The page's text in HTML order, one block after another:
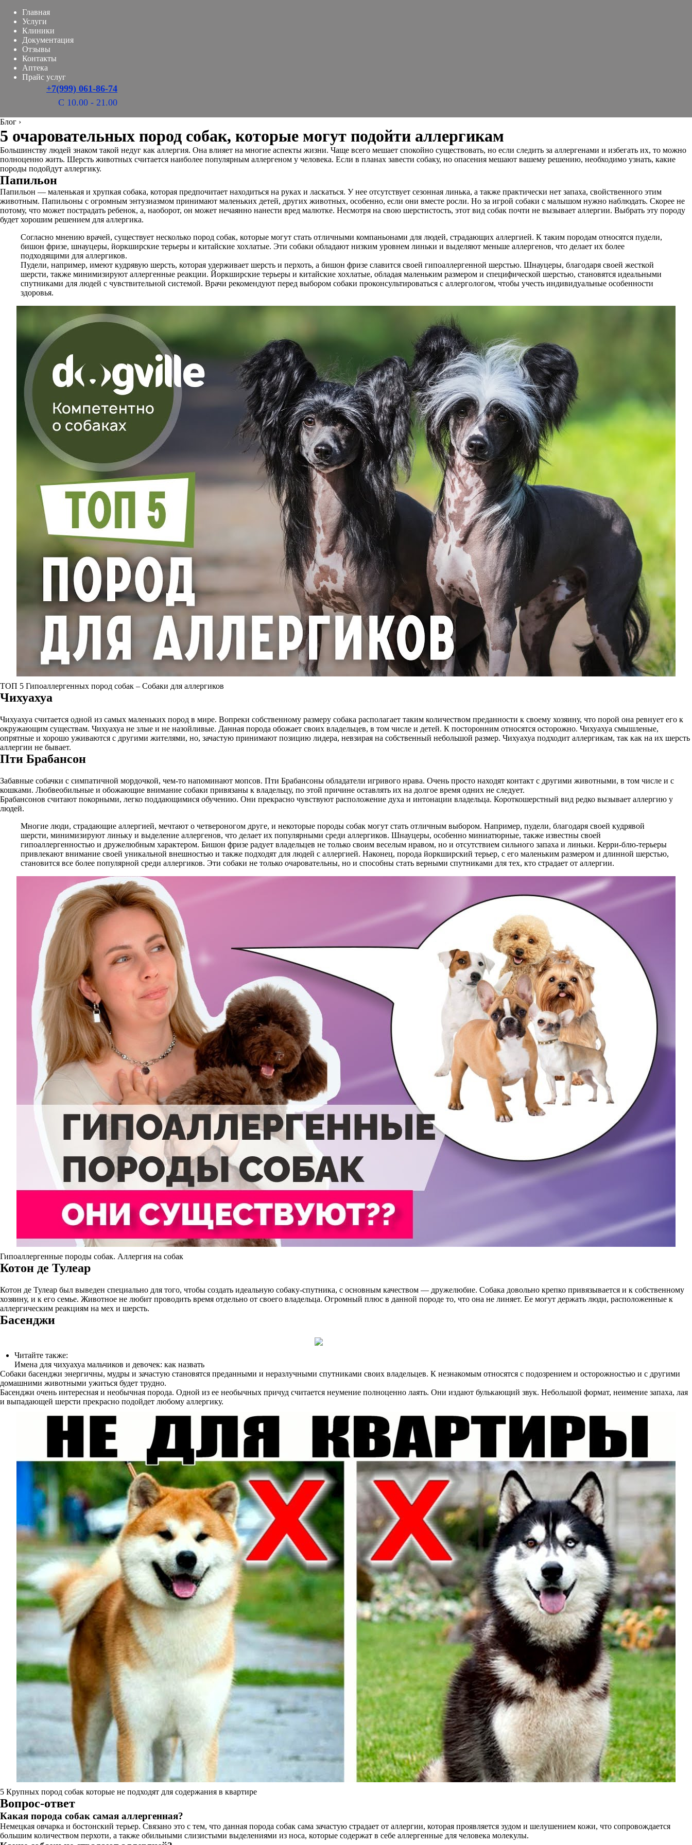
Главная
Услуги
Клиники
Документация
Отзывы
Контакты
Аптека
Прайс услуг
+7(999) 061-86-74
С 10.00 - 21.00
Блог ›
5 очаровательных пород собак, которые могут подойти аллергикам
Большинству людей знаком такой недуг как аллергия. Она влияет на многие аспекты жизни. Чаще всего мешает спокойно существовать, но если следить за аллергенами и избегать их, то можно
полноценно жить. Шерсть животных считается наиболее популярным аллергеном у человека. Если в планах завести собаку, но опасения мешают вашему решению, необходимо узнать, какие
породы подойдут аллергику.
Папильон
Папильон — маленькая и хрупкая собака, которая предпочитает находиться на руках и ласкаться. У нее отсутствует сезонная линька, а также практически нет запаха, свойственного этим
животным. Папильоны с огромным энтузиазмом принимают маленьких детей, других животных, особенно, если они вместе росли. Но за игрой собаки с малышом нужно наблюдать. Скорее не
потому, что может пострадать ребенок, а, наоборот, он может нечаянно нанести вред малютке. Несмотря на свою шерстистость, этот вид собак почти не вызывает аллергии. Выбрать эту породу
будет хорошим решением для аллергика.
Согласно мнению врачей, существует несколько пород собак, которые могут стать отличными компаньонами для людей, страдающих аллергией. К таким породам относятся пудели,
бишон фризе, шнауцеры, йоркширские терьеры и китайские хохлатые. Эти собаки обладают низким уровнем линьки и выделяют меньше аллергенов, что делает их более
подходящими для аллергиков.
Пудели, например, имеют кудрявую шерсть, которая удерживает шерсть и перхоть, а бишон фризе славится своей гипоаллергенной шерстью. Шнауцеры, благодаря своей жесткой
шерсти, также минимизируют аллергенные реакции. Йоркширские терьеры и китайские хохлатые, обладая маленьким размером и специфической шерстью, становятся идеальными
спутниками для людей с чувствительной системой. Врачи рекомендуют перед выбором собаки проконсультироваться с аллергологом, чтобы учесть индивидуальные особенности
здоровья.
ТОП 5 Гипоаллергенных пород собак – Собаки для аллергиков
Чихуахуа
Чихуахуа считается одной из самых маленьких пород в мире. Вопреки собственному размеру собака располагает таким количеством преданности к своему хозяину, что порой она ревнует его к
окружающим существам. Чихуахуа не злые и не назойливые. Данная порода обожает своих владельцев, в том числе и детей. К посторонним относятся осторожно. Чихуахуа смышленые,
опрятные и хорошо уживаются с другими жителями, но, зачастую принимают позицию лидера, невзирая на собственный небольшой размер. Чихуахуа подходит аллергикам, так как на их шерсть
аллергии не бывает.
Пти Брабансон
Забавные собачки с симпатичной мордочкой, чем-то напоминают мопсов. Пти Брабансоны обладатели игривого нрава. Очень просто находят контакт с другими животными, в том числе и с
кошками. Любвеобильные и обожающие внимание собаки привязаны к владельцу, по этой причине оставлять их на долгое время одних не следует.
Брабансонов считают покорными, легко поддающимися обучению. Они прекрасно чувствуют расположение духа и интонации владельца. Короткошерстный вид редко вызывает аллергию у
людей.
Многие люди, страдающие аллергией, мечтают о четвероногом друге, и некоторые породы собак могут стать отличным выбором. Например, пудели, благодаря своей кудрявой
шерсти, минимизируют линьку и выделение аллергенов, что делает их популярными среди аллергиков. Шнауцеры, особенно миниатюрные, также известны своей
гипоаллергенностью и дружелюбным характером. Бишон фризе радует владельцев не только своим веселым нравом, но и отсутствием сильного запаха и линьки. Керри-блю-терьеры
привлекают внимание своей уникальной внешностью и также подходят для людей с аллергией. Наконец, порода йоркширский терьер, с его маленьким размером и длинной шерстью,
становится все более популярной среди аллергиков. Эти собаки не только очаровательны, но и способны стать верными спутниками для тех, кто страдает от аллергии.
Гипоаллергенные породы собак. Аллергия на собак
Котон де Тулеар
Котон де Тулеар был выведен специально для того, чтобы создать идеальную собаку-спутника, с основным качеством — дружелюбие. Собака довольно крепко привязывается и к собственному
хозяину, и к его семье. Животное не любит проводить время отдельно от своего владельца. Огромный плюс в данной породе то, что она не линяет. Ее могут держать люди, расположенные к
аллергическим реакциям на мех и шерсть.
Басенджи
Читайте также:
Имена для чихуахуа мальчиков и девочек: как назвать
Собаки басенджи энергичны, мудры и зачастую становятся преданными и неразлучными спутниками своих владельцев. К незнакомым относятся с подозрением и осторожностью и с другими
домашними животными ужиться будет трудно.
Басенджи очень интересная и необычная порода. Одной из ее необычных причуд считается неумение полноценно лаять. Они издают булькающий звук. Небольшой формат, неимение запаха, лая
и выпадающей шерсти прекрасно подойдет любому аллергику.
5 Крупных пород собак которые не подходят для содержания в квартире
Вопрос-ответ
Какая порода собак самая аллергенная?
Немецкая овчарка и бостонский терьер. Связано это с тем, что данная порода собак сама зачастую страдает от аллергии, которая проявляется зудом и шелушением кожи, что сопровождается
большим количеством перхоти, а также обильными слизистыми выделениями из носа, которые содержат в себе аллергенные для человека молекулы.